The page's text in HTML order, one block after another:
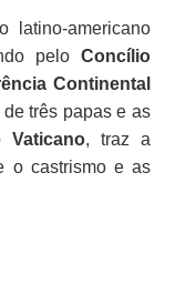
latino-americano
pelo Concílio
Continental
de três papas e as
Vaticano, traz a
o castrismo e as